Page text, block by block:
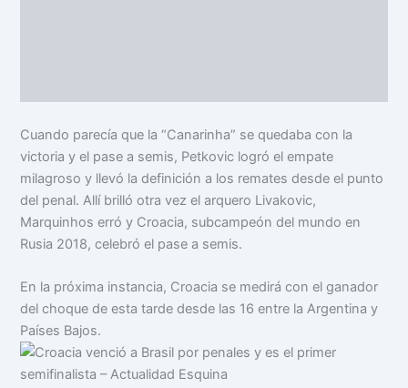
Cuando parecía que la “Canarinha” se quedaba con la
victoria y el pase a semis, Petkovic logró el empate
milagroso y llevó la definición a los remates desde el punto
del penal. Allí brilló otra vez el arquero Livakovic,
Marquinhos erró y Croacia, subcampeón del mundo en
Rusia 2018, celebró el pase a semis.
En la próxima instancia, Croacia se medirá con el ganador
del choque de esta tarde desde las 16 entre la Argentina y
Países Bajos.